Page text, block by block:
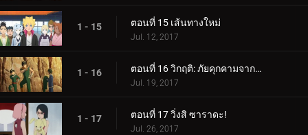
1 - 15 ตอนที่ 15 เส้นทางใหม่
Jul. 12, 2017
1 - 16 ตอนที่ 16 วิกฤติ: ภัยคุกคามจากความล้มเหลว!
Jul. 19, 2017
1 - 17 ตอนที่ 17 วิ่งสิ ซาราดะ!
Jul. 26, 2017